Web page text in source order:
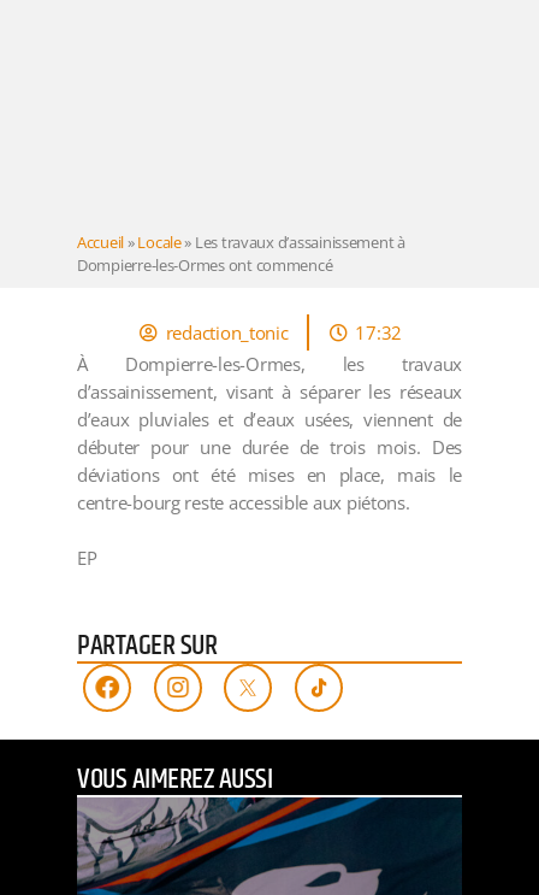
Accueil»Locale» Les travaux d’assainissement à
Dompierre-les-Ormes ont commencé
redaction_tonic
17:32
À Dompierre-les-Ormes, les travaux
d’assainissement, visant à séparer les réseaux
d’eaux pluviales et d’eaux usées, viennent de
débuter pour une durée de trois mois. Des
déviations ont été mises en place, mais le
centre-bourg reste accessible aux piétons.
EP
PARTAGER SUR
VOUS AIMEREZ AUSSI